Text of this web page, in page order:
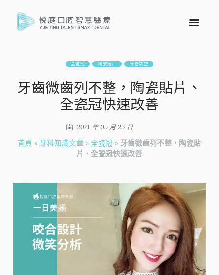
全瓷冠 陶瓷貼片 牙齒矯正
牙齒微齒列不整，陶瓷貼片、
全瓷冠快速改善
2021 年 05 月 23 日
首頁 » 牙科知識文章 »全瓷冠 » 牙齒微齒列不整，陶瓷貼
片、全瓷冠快速改善